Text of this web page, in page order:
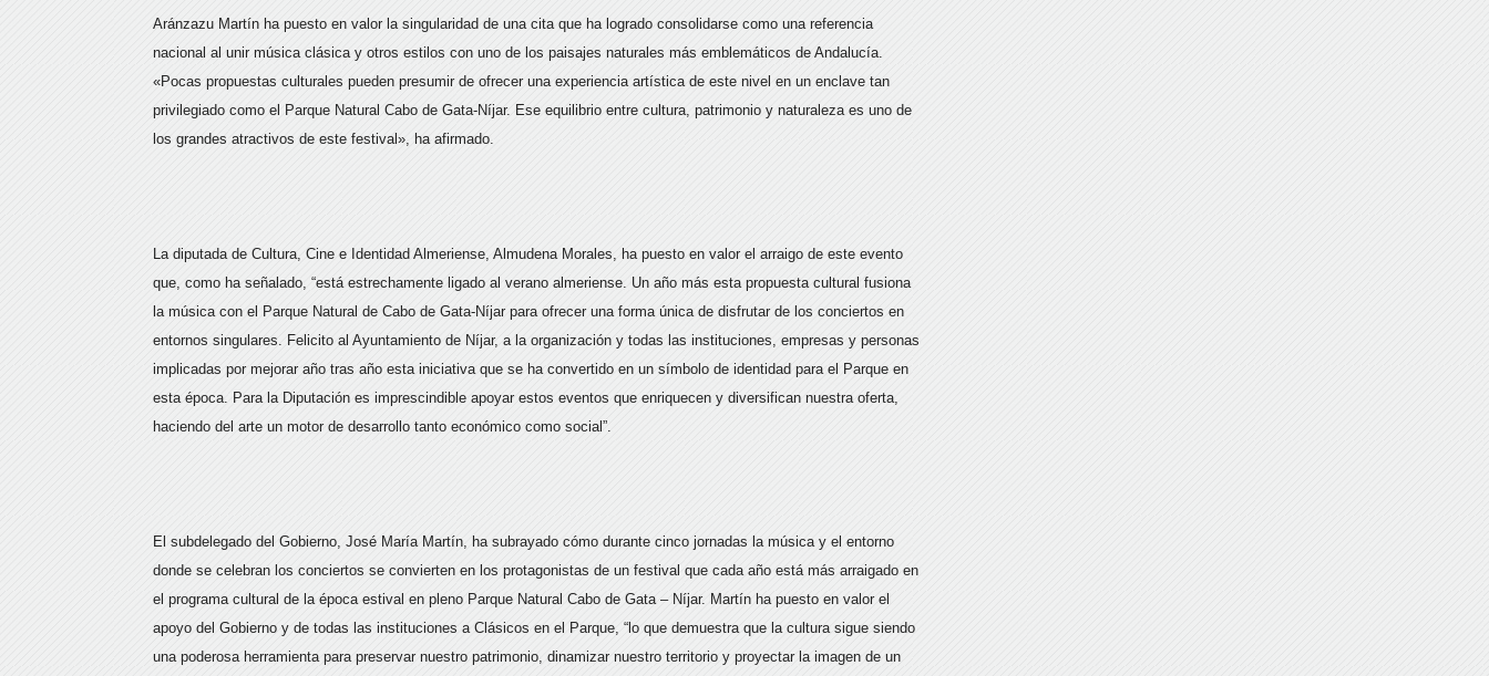
Aránzazu Martín ha puesto en valor la singularidad de una cita que ha logrado consolidarse como una referencia
nacional al unir música clásica y otros estilos con uno de los paisajes naturales más emblemáticos de Andalucía.
«Pocas propuestas culturales pueden presumir de ofrecer una experiencia artística de este nivel en un enclave tan
privilegiado como el Parque Natural Cabo de Gata-Níjar. Ese equilibrio entre cultura, patrimonio y naturaleza es uno de
los grandes atractivos de este festival», ha afirmado.
La diputada de Cultura, Cine e Identidad Almeriense, Almudena Morales, ha puesto en valor el arraigo de este evento
que, como ha señalado, “está estrechamente ligado al verano almeriense. Un año más esta propuesta cultural fusiona
la música con el Parque Natural de Cabo de Gata-Níjar para ofrecer una forma única de disfrutar de los conciertos en
entornos singulares. Felicito al Ayuntamiento de Níjar, a la organización y todas las instituciones, empresas y personas
implicadas por mejorar año tras año esta iniciativa que se ha convertido en un símbolo de identidad para el Parque en
esta época. Para la Diputación es imprescindible apoyar estos eventos que enriquecen y diversifican nuestra oferta,
haciendo del arte un motor de desarrollo tanto económico como social”.
El subdelegado del Gobierno, José María Martín, ha subrayado cómo durante cinco jornadas la música y el entorno
donde se celebran los conciertos se convierten en los protagonistas de un festival que cada año está más arraigado en
el programa cultural de la época estival en pleno Parque Natural Cabo de Gata – Níjar. Martín ha puesto en valor el
apoyo del Gobierno y de todas las instituciones a Clásicos en el Parque, “lo que demuestra que la cultura sigue siendo
una poderosa herramienta para preservar nuestro patrimonio, dinamizar nuestro territorio y proyectar la imagen de un